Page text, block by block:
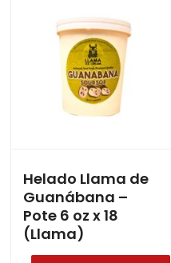
Helado Llama de
Guanábana –
Pote 6 oz x 18
(Llama)